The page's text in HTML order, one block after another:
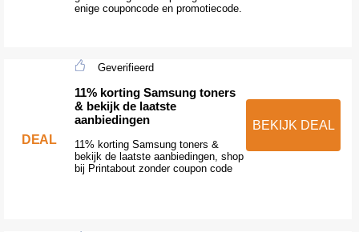
enige couponcode en promotiecode.
DEAL
Geverifieerd
11% korting Samsung toners
& bekijk de laatste
aanbiedingen
11% korting Samsung toners &
bekijk de laatste aanbiedingen, shop
bij Printabout zonder coupon code
BEKIJK DEAL